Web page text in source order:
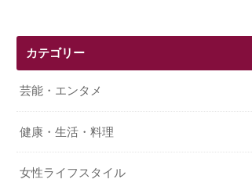
カテゴリー
芸能・エンタメ
健康・生活・料理
女性ライフスタイル